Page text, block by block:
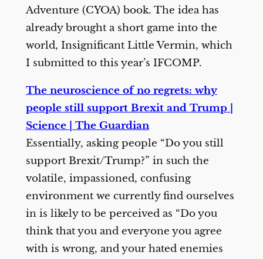
Adventure (CYOA) book. The idea has
already brought a short game into the
world, Insignificant Little Vermin, which
I submitted to this year’s IFCOMP.
The neuroscience of no regrets: why
people still support Brexit and Trump |
Science | The Guardian
Essentially, asking people “Do you still
support Brexit/Trump?” in such the
volatile, impassioned, confusing
environment we currently find ourselves
in is likely to be perceived as “Do you
think that you and everyone you agree
with is wrong, and your hated enemies